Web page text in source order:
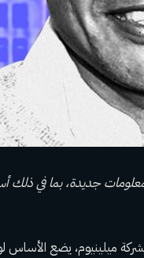
ميلينيوم، يضع